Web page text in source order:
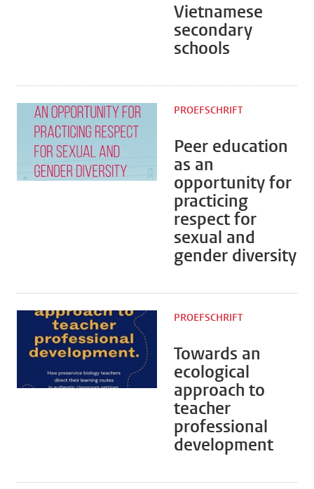
Vietnamese
secondary
schools
Peer education
as an
opportunity for
practicing
respect for
sexual and
gender diversity
PROEFSCHRIFT
Towards an
ecological
approach to
teacher
professional
development
PROEFSCHRIFT